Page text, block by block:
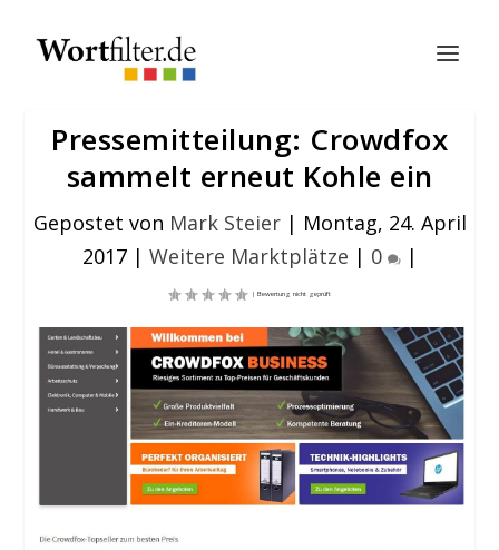
Pressemitteilung: Crowdfox
sammelt erneut Kohle ein
Gepostet von Mark Steier| Montag, 24. April
2017| Weitere Marktplätze | 0 |